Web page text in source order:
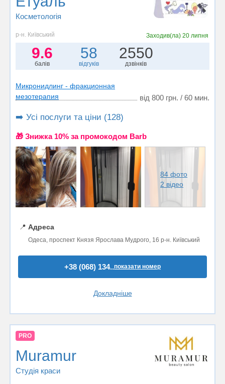
Косметологія
р-н. Київський Заходив(ла) 20 липня
9.6
балів
58
відгуків
2550
дзвінків
Микронидлинг - фракционная
мезотерапия
від 800 грн. / 60 мин.
➡️ Усі послуги та ціни (128)
🎁 Знижка 10% за промокодом Barb
84 фото
2 відео
📍 Адреса
Одеса, проспект Князя Ярослава Мудрого, 16 р-н. Київський
+38 (068) 134..показати номер
Докладніше
PRO
Muramur
Студія краси